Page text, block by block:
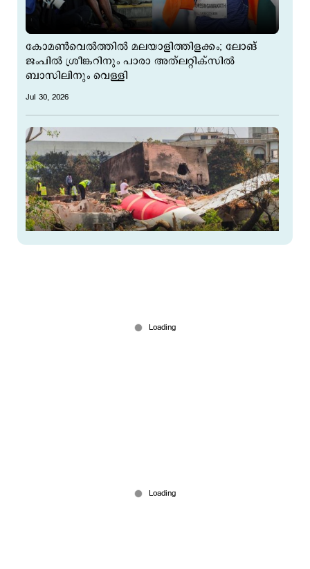
കോമൺവെൽത്തില്‍ മലയാളിത്തിളക്കം; ലോങ്
ജംപിൽ ശ്രീങ്കറിനും പാരാ അത്‌ലറ്റിക്സില്‍
ബാസിലിനും വെള്ളി
Jul 30, 2026
പുതിയ സെന്‍ട്രല്‍ ജയില്‍ പത്തനംതിട്ടയില്‍